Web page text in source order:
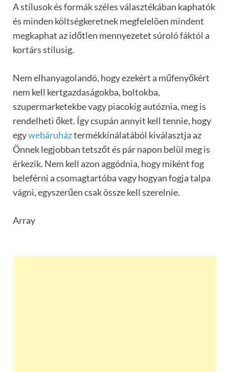
A stílusok és formák széles választékában kaphatók
és minden költségkeretnek megfelelõen mindent
megkaphat az időtlen mennyezetet súroló fáktól a
kortárs stílusig.
Nem elhanyagolandó, hogy ezekért a műfenyőkért
nem kell kertgazdaságokba, boltokba,
szupermarketekbe vagy piacokig autóznia, meg is
rendelheti őket. Így csupán annyit kell tennie, hogy
egywebáruháztermékkínálatából kiválasztja az
Önnek legjobban tetszőt és pár napon belül meg is
érkezik. Nem kell azon aggódnia, hogy miként fog
beleférni a csomagtartóba vagy hogyan fogja talpa
vágni, egyszerűen csak össze kell szerelnie.
Array